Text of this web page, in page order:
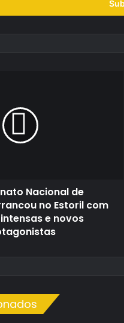
Nacional de
no Estoril com
e novos